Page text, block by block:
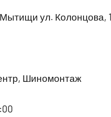
Мытищи ул.
Шиномонтаж